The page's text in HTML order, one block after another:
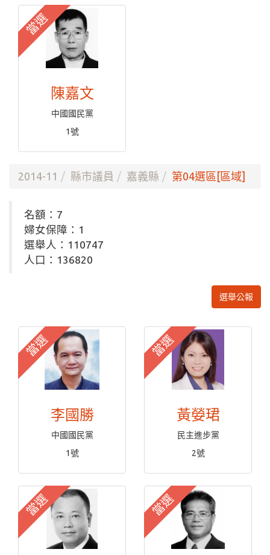
當選
陳嘉文
中國國民黨
1號
2014-11 縣市議員 嘉義縣 第04選區[區域]
名額：7
婦女保障：1
選舉人：110747
人口：136820
選舉公報
當選
李國勝
中國國民黨
1號
當選
黃嫈珺
民主進步黨
2號
當選 當選